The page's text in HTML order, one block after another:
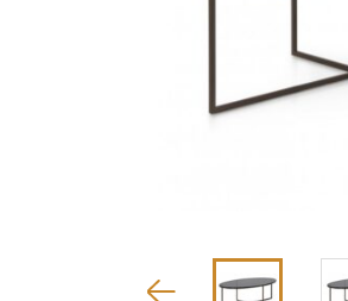
Õue ja aeda